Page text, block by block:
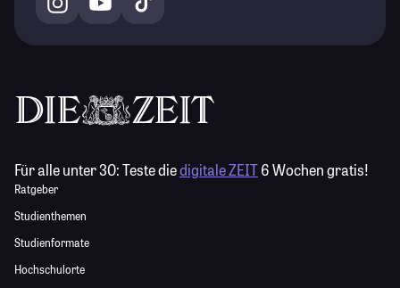
Für alle unter 30:Teste diedigitale ZEIT6 Wochen gratis!
Ratgeber
Studienthemen
Studienformate
Hochschulorte